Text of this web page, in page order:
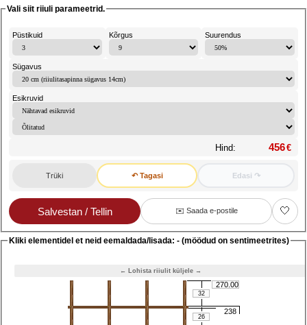
Vali siit riiuli parameetrid.
Püstikuid Kõrgus Suurendus
Sügavus
Esikruvid
Hind: €
↶ Tagasi Edasi ↷
✉️ Saada e-postile 🤍
Kliki elementidel et neid eemaldada/lisada: - (mõõdud on sentimeetrites)
238